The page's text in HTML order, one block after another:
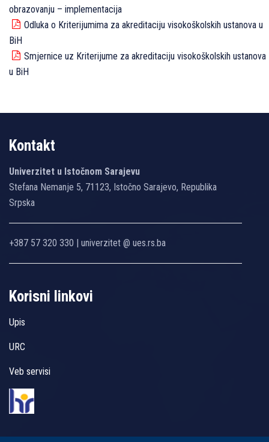
obrazovanju – implementacija
Odluka o Kriterijumima za akreditaciju visokoškolskih ustanova u
BiH
Smjernice uz Kriterijume za akreditaciju visokoškolskih ustanova
u BiH
Kontakt
Univerzitet u Istočnom Sarajevu
Stefana Nemanje 5, 71123, Istočno Sarajevo, Republika
Srpska
+387 57 320 330 | univerzitet @ ues.rs.ba
Korisni linkovi
Upis
URC
Veb servisi